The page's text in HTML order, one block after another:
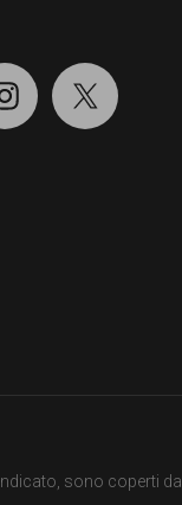
sono coperti da